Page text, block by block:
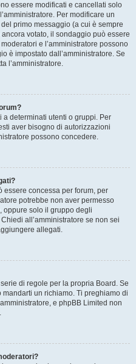
essere modificati e cancellati solo
Per modificare un
del primo messaggio (a cui è sempre
votato, il sondaggio può essere
e l’amministratore possono
è impostato dall’amministratore. Se
l’amministratore.
determinati utenti o gruppi. Per
aver bisogno di autorizzazioni
possono concedere.
concessa per forum, per
potrebbe non aver permesso
oppure solo il gruppo degli
all’amministratore se non sei
allegati.
di regole per la propria Board. Se
un richiamo. Ti preghiamo di
e phpBB Limited non